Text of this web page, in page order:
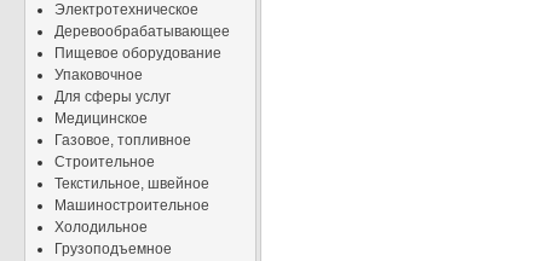
Электротехническое
Деревообрабатывающее
Пищевое оборудование
Упаковочное
Для сферы услуг
Медицинское
Газовое, топливное
Строительное
Текстильное, швейное
Машиностроительное
Холодильное
Грузоподъемное